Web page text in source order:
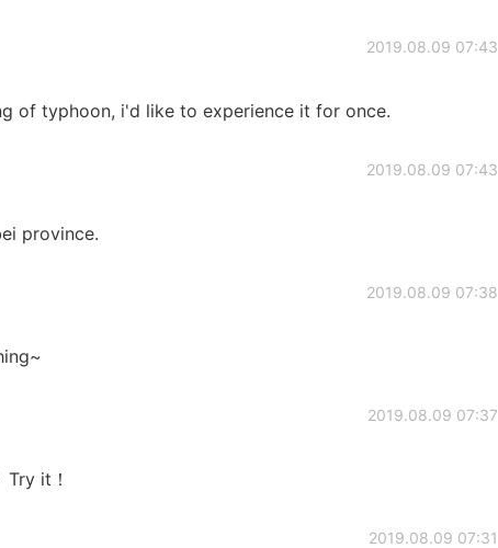
2019.08.09 07:43
of typhoon, i'd like to experience it for once.
2019.08.09 07:43
province.
2019.08.09 07:38
2019.08.09 07:37
it！
2019.08.09 07:31